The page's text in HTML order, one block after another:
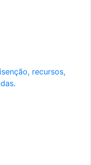
recursos,